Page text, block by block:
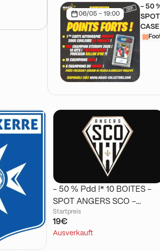
06/05 - 19:00
- 50
- 50 % Pdd !* 10 BOITES -
SPOT ANGERS SCO -
PANINI ICONZ Ligue 1 2024-
25
Startpreis
19€
Ausverkauft